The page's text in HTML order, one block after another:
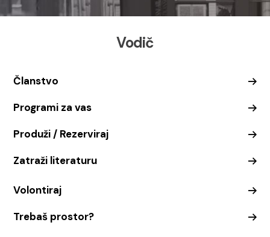
Vodič
Članstvo
Programi za vas
Produži / Rezerviraj
Zatraži literaturu
Volontiraj
Trebaš prostor?